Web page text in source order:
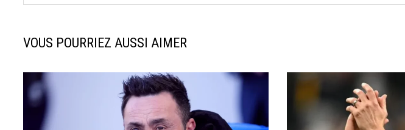
VOUS POURRIEZ AUSSI AIMER